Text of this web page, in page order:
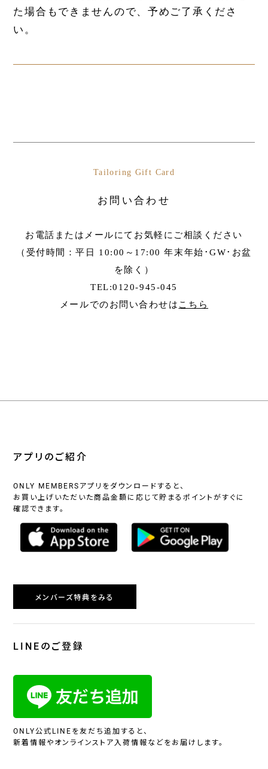
た場合もできませんので、予めご了承くださ
い。
Tailoring Gift Card
お問い合わせ
お電話またはメールにてお気軽にご相談ください
（受付時間：平日 10:00～17:00 年末年始･GW･お盆
を除く）
TEL:0120-945-045
メールでのお問い合わせは こちら
アプリのご紹介
ONLY MEMBERSアプリをダウンロードすると、
お買い上げいただいた商品金額に応じて貯まるポイントがすぐに
確認できます。
メンバーズ特典をみる
LINEのご登録
ONLY公式LINEを友だち追加すると、
新着情報やオンラインストア入荷情報などをお届けします。